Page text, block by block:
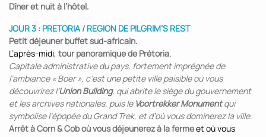
Dîner et nuit à l’hôtel.
JOUR 3 : PRETORIA / REGION DE PILGRIM’S REST
Petit déjeuner buffet sud-africain.
L’après-midi, tour panoramique de Prétoria.
Capitale administrative du pays, fortement imprégnée de
l’ambiance « Boer », c’est une petite ville paisible où vous
découvrirez l’Union Building, qui abrite le siège du gouvernement
et les archives nationales, puis le Voortrekker Monumentqui
symbolise l’épopée du Grand Trek, et d’où vous dominerez la ville.
Arrêt à Corn & Cob où vous déjeunerez à la fermeet où vous